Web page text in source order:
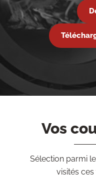
Vos
Sélection parmi
visités